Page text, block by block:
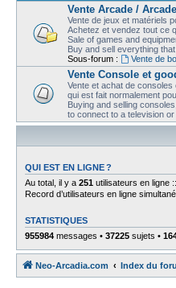
Vente Arcade /
Vente de jeux et matériels
Achetez et vendez tout ce
Sale of games and
Buy and sell everything
Sous-forum :
Vente de
Vente Console et
Vente et achat de
qui est fait normalement
Buying and selling
to connect to a television
QUI EST EN LIGNE ?
Au total, il y a 251 utilisateurs en ligne
Record d’utilisateurs en ligne
STATISTIQUES
955984 messages • 37225 sujets •
Neo-Arcadia.com Index du